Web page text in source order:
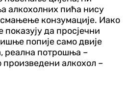
алкохолних пића нису
конзумације. Иако
да просјечни
попије само двије
реална потрошња –
произведени алкохол –